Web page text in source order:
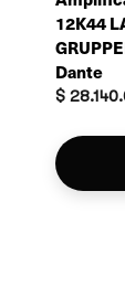
12K44
Dante
$